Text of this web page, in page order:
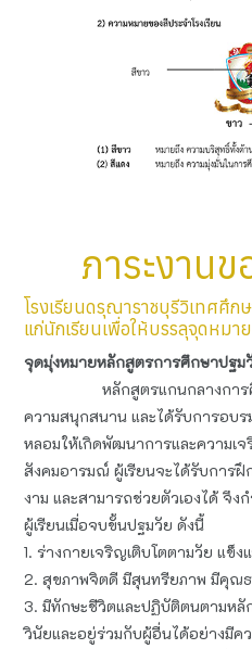
ภาระงานข
โรงเรียนดรุณาราชบุรีวิเทศศึก
แก่นักเรียนเพื่อให้บรรลุจุดหม
จุดมุ่งหมายหลักสูตรการศึกษาปฐ
หลักสูตรแกนกลางการศึกษ
ความสนุกสนาน และได้รับการอบร
หลอมให้เกิดพัฒนาการและความเ
สังคมอารมณ์ ผู้เรียนจะได้รับการ
งาม และสามารถช่วยตัวเองได้ จึง
ผู้เรียนเมื่อจบขั้นปฐมวัย ดังนี้
1. ร่างกายเจริญเติบโตตามวัย แข็
2. สุขภาพจิตดี มีสุนทรียภาพ มีคุณ
3. มีทักษะชีวิตและปฏิบัติตนตามหลั
วินัยและอยู่ร่วมกับผู้อื่นได้อย่างมีค